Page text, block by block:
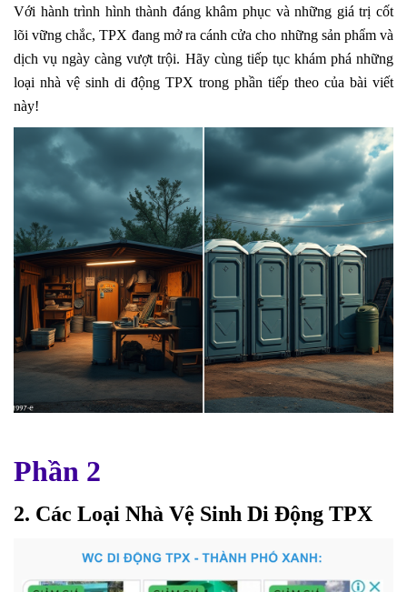
Với hành trình hình thành đáng khâm phục và những giá trị cốt
lõi vững chắc, TPX đang mở ra cánh cửa cho những sản phẩm và
dịch vụ ngày càng vượt trội. Hãy cùng tiếp tục khám phá những
loại nhà vệ sinh di động TPX trong phần tiếp theo của bài viết
này!
Phần 2
2. Các Loại Nhà Vệ Sinh Di Động TPX